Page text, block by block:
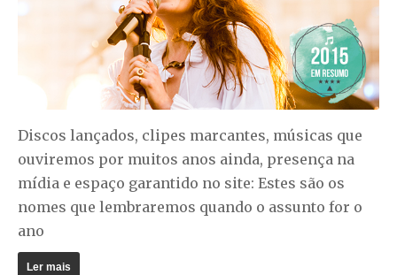
Discos lançados, clipes marcantes, músicas que
ouviremos por muitos anos ainda, presença na
mídia e espaço garantido no site: Estes são os
nomes que lembraremos quando o assunto for o
ano
Ler mais